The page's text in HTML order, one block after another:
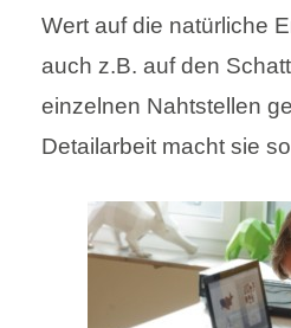
Wert auf die natürliche
auch z.B. auf den
einzelnen Nahtstellen
Detailarbeit macht sie